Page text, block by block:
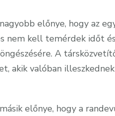
előnye, hogy az
nem kell temérdek időt
A
akik valóban
előnye, hogy a